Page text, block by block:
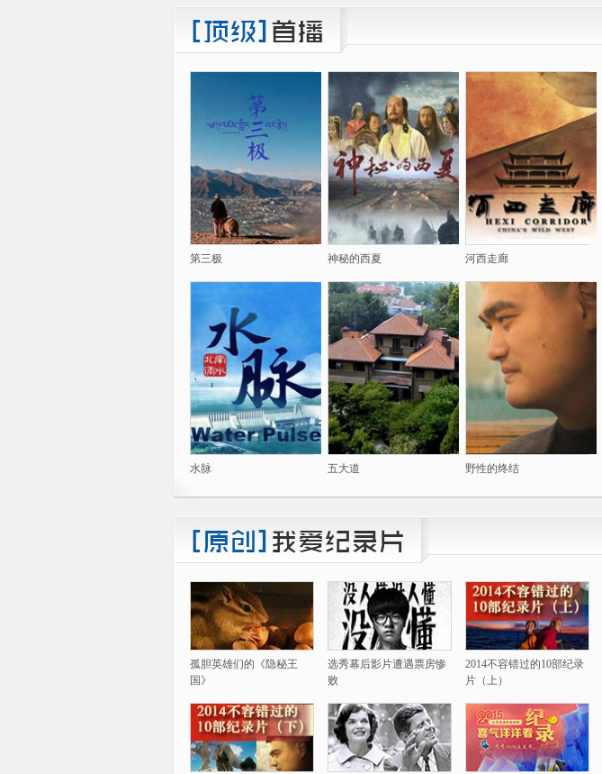
第三极 神秘的西夏 河西走廊
水脉 五大道 野性的终结
孤胆英雄们的《隐秘王
国》
选秀幕后影片遭遇票房惨
败
2014不容错过的10部纪录
片（上）